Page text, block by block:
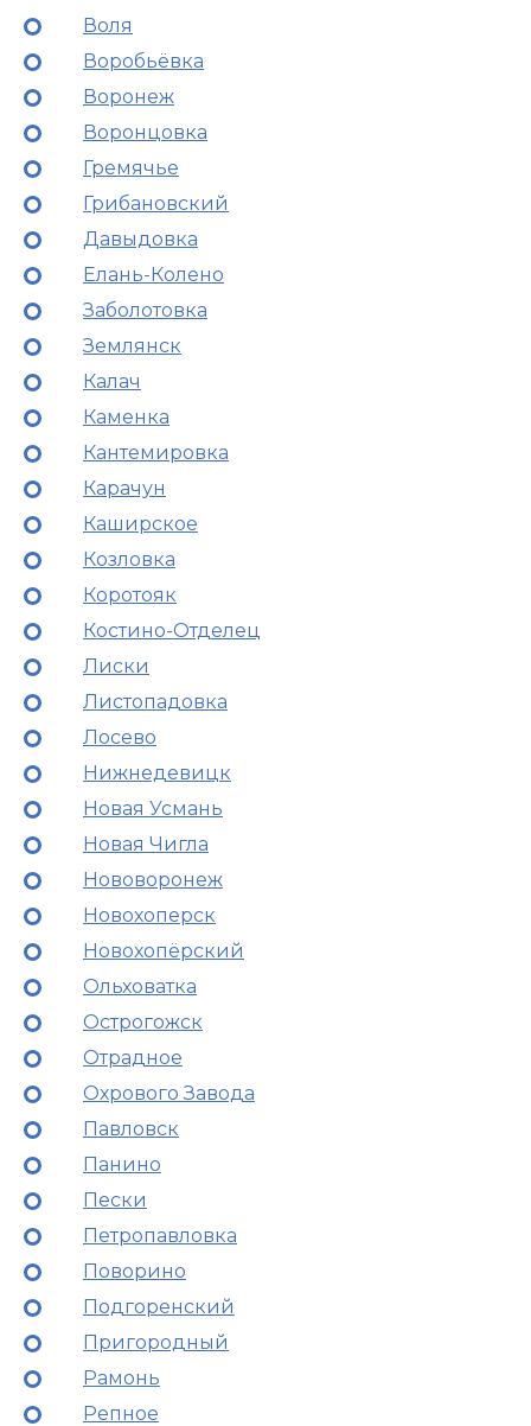
Воля
Воробьёвка
Воронеж
Воронцовка
Гремячье
Грибановский
Давыдовка
Елань-Колено
Заболотовка
Землянск
Калач
Каменка
Кантемировка
Карачун
Каширское
Козловка
Коротояк
Костино-Отделец
Лиски
Листопадовка
Лосево
Нижнедевицк
Новая Усмань
Новая Чигла
Нововоронеж
Новохоперск
Новохопёрский
Ольховатка
Острогожск
Отрадное
Охрового Завода
Павловск
Панино
Пески
Петропавловка
Поворино
Подгоренский
Пригородный
Рамонь
Репное